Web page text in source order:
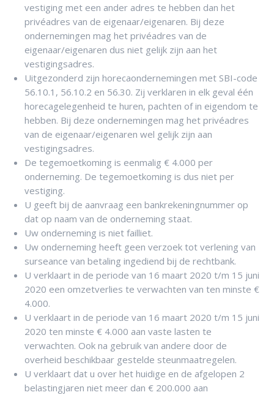
vestiging met een ander adres te hebben dan het
privéadres van de eigenaar/eigenaren. Bij deze
ondernemingen mag het privéadres van de
eigenaar/eigenaren dus niet gelijk zijn aan het
vestigingsadres.
Uitgezonderd zijn horecaondernemingen met SBI-code
56.10.1, 56.10.2 en 56.30. Zij verklaren in elk geval één
horecagelegenheid te huren, pachten of in eigendom te
hebben. Bij deze ondernemingen mag het privéadres
van de eigenaar/eigenaren wel gelijk zijn aan
vestigingsadres.
De tegemoetkoming is eenmalig € 4.000 per
onderneming. De tegemoetkoming is dus niet per
vestiging.
U geeft bij de aanvraag een bankrekeningnummer op
dat op naam van de onderneming staat.
Uw onderneming is niet failliet.
Uw onderneming heeft geen verzoek tot verlening van
surseance van betaling ingediend bij de rechtbank.
U verklaart in de periode van 16 maart 2020 t/m 15 juni
2020 een omzetverlies te verwachten van ten minste €
4.000.
U verklaart in de periode van 16 maart 2020 t/m 15 juni
2020 ten minste € 4.000 aan vaste lasten te
verwachten. Ook na gebruik van andere door de
overheid beschikbaar gestelde steunmaatregelen.
U verklaart dat u over het huidige en de afgelopen 2
belastingjaren niet meer dan € 200.000 aan